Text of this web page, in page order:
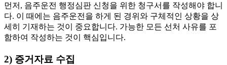
먼저, 음주운전 행정심판 신청을 위한 청구서를 작성해야 합니
다. 이 때에는 음주운전을 하게 된 경위와 구체적인 상황을 상
세히 기재하는 것이 중요합니다. 가능한 모든 선처 사유를 포
함하여 작성하는 것이 핵심입니다.
2) 증거자료 수집